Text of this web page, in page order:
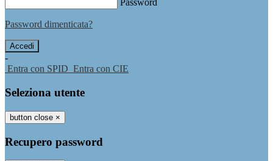
Password
Password dimenticata?
-
Entra con SPID Entra con CIE
Seleziona utente
button close ×
Recupero password